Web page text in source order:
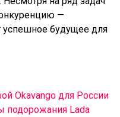
—
будущее для
Okavango для России
подорожания Lada